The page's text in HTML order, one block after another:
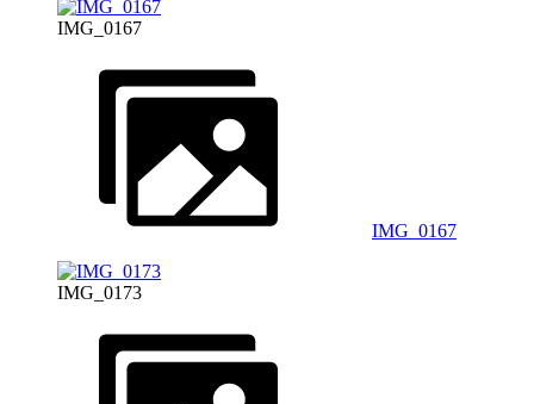
IMG_0167
IMG_0167
IMG_0173